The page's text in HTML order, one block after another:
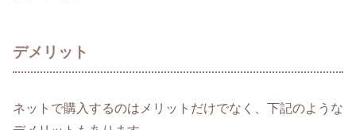
デメリット
ネットで購入するのはメリットだけでなく、下記のような